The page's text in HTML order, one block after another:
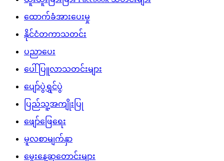
ထောက်ခံအားပေးမှု
နိုင်ငံတကာသတင်း
ပညာပေး
ပေါ်ပြူလာသတင်းများ
ပျော်ပွဲရွှင်ပွဲ
ပြည်သူ့အကျိုးပြု
ဖျော်ဖြေရေး
မူလစာမျက်နှာ
မွေးနေ့ဆုတောင်းများ